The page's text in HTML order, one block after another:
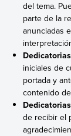
del tema.
parte de la
anunciadas
iniciales de
portada y
contenido
de recibir el